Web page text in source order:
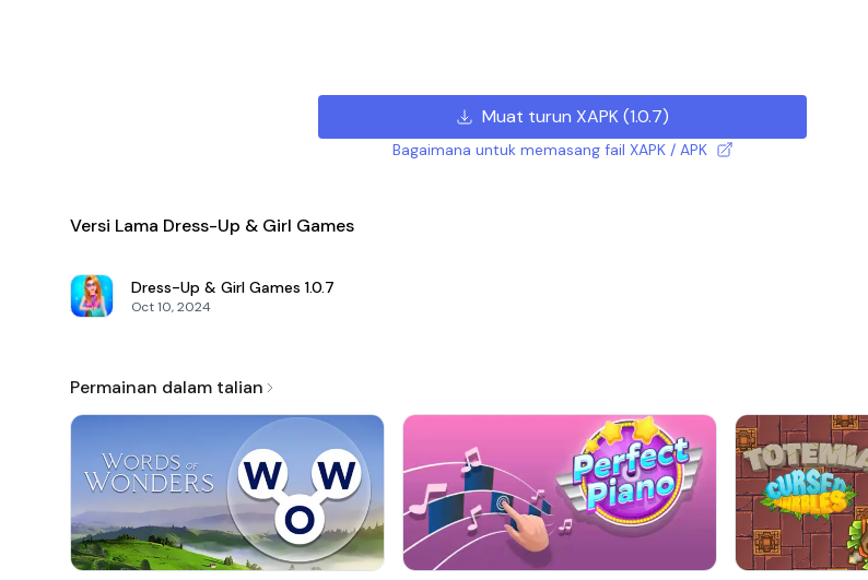
Muat turun XAPK(1.0.7)
Bagaimana untuk memasang fail XAPK / APK
Versi Lama Dress-Up & Girl Games
Dress-Up & Girl Games 1.0.7
Oct 10, 2024
Permainan dalam talian